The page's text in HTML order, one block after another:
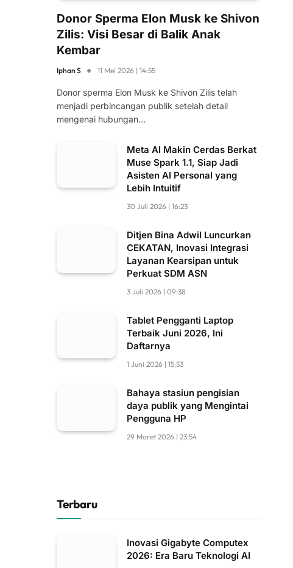
Donor Sperma Elon Musk ke Shivon
Zilis: Visi Besar di Balik Anak
Kembar
Iphan S 11 Mei 2026 | 14:55
Donor sperma Elon Musk ke Shivon Zilis telah
menjadi perbincangan publik setelah detail
mengenai hubungan…
Meta AI Makin Cerdas Berkat
Muse Spark 1.1, Siap Jadi
Asisten AI Personal yang
Lebih Intuitif
30 Juli 2026 | 16:23
Ditjen Bina Adwil Luncurkan
CEKATAN, Inovasi Integrasi
Layanan Kearsipan untuk
Perkuat SDM ASN
3 Juli 2026 | 09:38
Tablet Pengganti Laptop
Terbaik Juni 2026, Ini
Daftarnya
1 Juni 2026 | 15:53
Bahaya stasiun pengisian
daya publik yang Mengintai
Pengguna HP
29 Maret 2026 | 23:54
Terbaru
Inovasi Gigabyte Computex
2026: Era Baru Teknologi AI